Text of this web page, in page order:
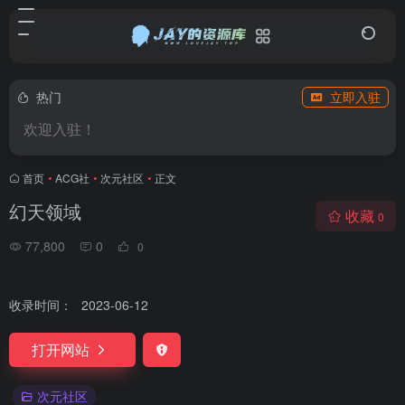
热门 立即入驻
欢迎入驻！
首页 • ACG社 • 次元社区 • 正文
幻天领域
77,800 0 0
收藏 0
收录时间： 2023-06-12
打开网站
次元社区